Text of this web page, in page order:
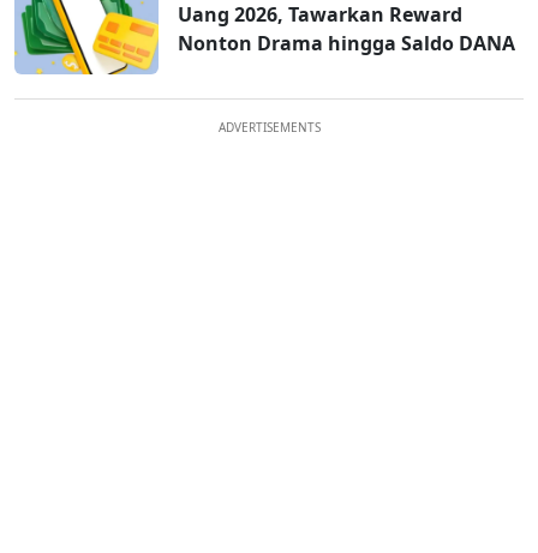
Uang 2026, Tawarkan Reward
Nonton Drama hingga Saldo DANA
ADVERTISEMENTS